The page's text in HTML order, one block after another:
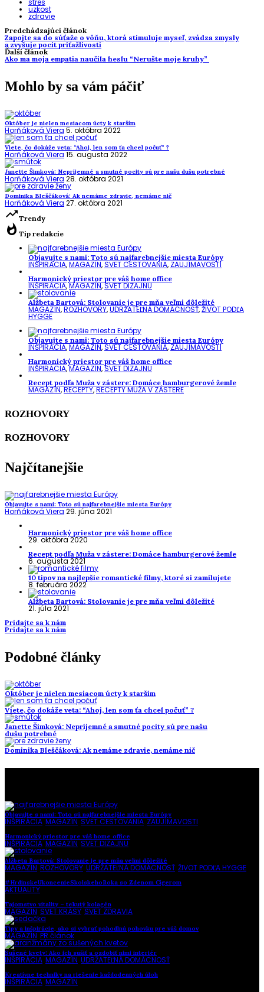
stres
uzkost
zdravie
Predchádzajúci článok
Zapojte sa do súťaže o vôňu, ktorá stimuluje myseľ, zvádza zmysly
a zvyšuje pocit príťažlivosti
Ďalší článok
Ako ma moja empatia naučila heslu “Nerušte moje kruhy”
Mohlo by sa vám páčiť
Október je nielen mesiacom úcty k starším
Horňáková Viera 5. októbra 2022
Viete, čo dokáže veta: “Ahoj, len som ťa chcel počuť” ?
Horňáková Viera 15. augusta 2022
Janette Šimková: Nepríjemné a smutné pocity sú pre našu dušu potrebné
Horňáková Viera 28. októbra 2021
Dominika Bleščáková: Ak nemáme zdravie, nemáme nič
Horňáková Viera 27. októbra 2021
trending_upTrendy
whatshot Tip redakcie
Objavujte s nami: Toto sú najfarebnejšie miesta Európy
INŠPIRÁCIA,MAGAZÍN,SVET CESTOVANIA,ZAUJÍMAVOSTI
Harmonický priestor pre váš home office
INŠPIRÁCIA,MAGAZÍN,SVET DIZAJNU
Alžbeta Bartová: Stolovanie je pre mňa veľmi dôležité
MAGAZÍN,ROZHOVORY,UDRŽATEĽNÁ DOMÁCNOSŤ,ŽIVOT PODĽA
HYGGE
Objavujte s nami: Toto sú najfarebnejšie miesta Európy
INŠPIRÁCIA,MAGAZÍN,SVET CESTOVANIA,ZAUJÍMAVOSTI
Harmonický priestor pre váš home office
INŠPIRÁCIA,MAGAZÍN,SVET DIZAJNU
Recept podľa Muža v zástere: Domáce hamburgerové žemle
MAGAZÍN,RECEPTY,RECEPTY MUŽA V ZÁSTERE
ROZHOVORY
ROZHOVORY
Najčítanejšie
Objavujte s nami: Toto sú najfarebnejšie miesta Európy
Horňáková Viera 29. júna 2021
Harmonický priestor pre váš home office
29. októbra 2020
Recept podľa Muža v zástere: Domáce hamburgerové žemle
6. augusta 2021
10 tipov na najlepšie romantické filmy, ktoré si zamilujete
8. februára 2022
Alžbeta Bartová: Stolovanie je pre mňa veľmi dôležité
21. júla 2021
Pridajte sa k nám
Pridajte sa k nám
Podobné články
Október je nielen mesiacom úcty k starším
Viete, čo dokáže veta: “Ahoj, len som ťa chcel počuť” ?
Janette Šimková: Nepríjemné a smutné pocity sú pre našu
dušu potrebné
Dominika Bleščáková: Ak nemáme zdravie, nemáme nič
Objavujte s nami: Toto sú najfarebnejšie miesta Európy
INŠPIRÁCIA MAGAZÍN SVET CESTOVANIA ZAUJÍMAVOSTI
Harmonický priestor pre váš home office
INŠPIRÁCIA MAGAZÍN SVET DIZAJNU
Alžbeta Bartová: Stolovanie je pre mňa veľmi dôležité
MAGAZÍN ROZHOVORY UDRŽATEĽNÁ DOMÁCNOSŤ ŽIVOT PODĽA HYGGE
#HrdinskeUkoncenieSkolskehoRoka so Zdenom Cígerom
AKTUALITY
Tajomstvo vitality – tekutý kolagén
MAGAZÍN SVET KRÁSY SVET ZDRAVIA
Tipy a inšpirácie, ako si vybrať pohodlnú pohovku pre váš domov
MAGAZÍN PR článok
Sušené kvety: Ako ich sušiť a ozdobiť nimi interiér
INŠPIRÁCIA MAGAZÍN UDRŽATEĽNÁ DOMÁCNOSŤ
Kreatívne techniky na riešenie každodenných úloh
INŠPIRÁCIA MAGAZÍN